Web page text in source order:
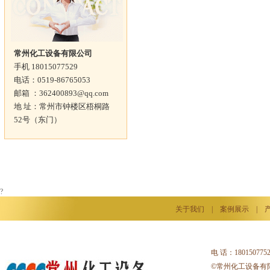
常州化工设备有限公司
手机 18015077529
电话：0519-86765053
邮箱 ：362400893@qq.com
地 址：常州市钟楼区梧桐路
52号（东门）
?
关于我们 案例展示
电 话：
©常州化工设备有